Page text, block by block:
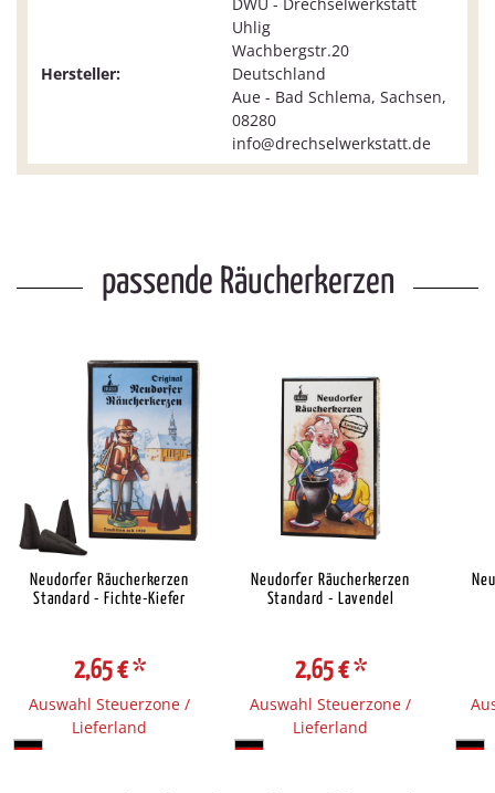
Hersteller:
Uhlig
Wachbergstr.20
Deutschland
Aue - Bad Schlema, Sachsen,
08280
info@drechselwerkstatt.de
passende Räucherkerzen
Neudorfer Räucherkerzen
Standard - Fichte-Kiefer
2,65 €*
Auswahl Steuerzone /
Lieferland
Neudorfer Räucherkerzen
Standard - Lavendel
2,65 €*
Auswahl Steuerzone /
Lieferland